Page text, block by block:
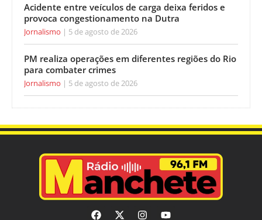
Acidente entre veículos de carga deixa feridos e
provoca congestionamento na Dutra
Jornalismo 5 de agosto de 2026
PM realiza operações em diferentes regiões do Rio
para combater crimes
Jornalismo 5 de agosto de 2026